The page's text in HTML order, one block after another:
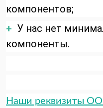
компонентов;
+ У нас нет
компоненты.
Наши реквизиты